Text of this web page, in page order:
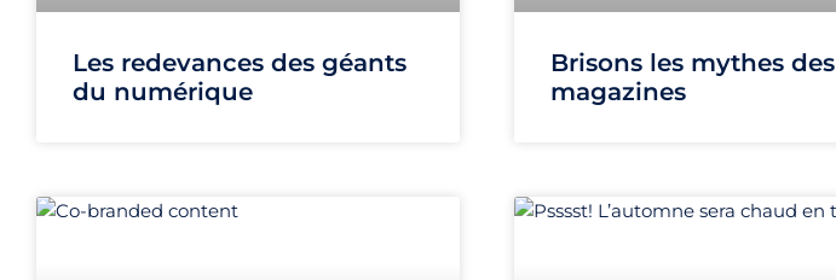
Les redevances des géants
du numérique
Brisons les mythes des
magazines